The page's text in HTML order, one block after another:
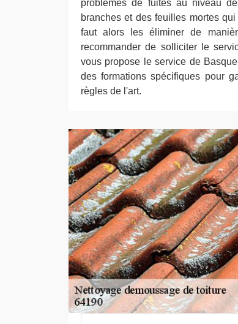
problèmes de fuites au niveau
branches et des feuilles mortes
faut alors les éliminer de
recommander de solliciter le
vous propose le service de
des formations spécifiques pour
règles de l'art.